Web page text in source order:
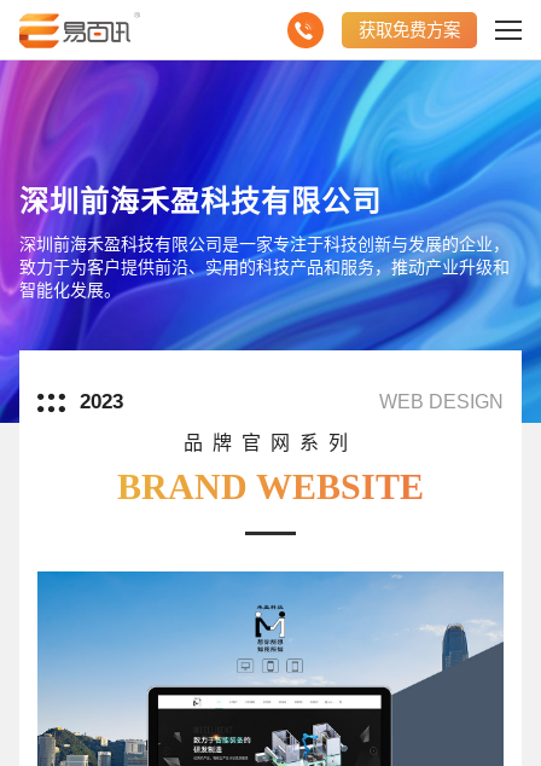
获取免费方案
深圳前海禾盈科技有限公司
深圳前海禾盈科技有限公司是一家专注于科技创新与发展的企业，
致力于为客户提供前沿、实用的科技产品和服务，推动产业升级和
智能化发展。
2023
WEB DESIGN
品牌官网系列
BRAND WEBSITE